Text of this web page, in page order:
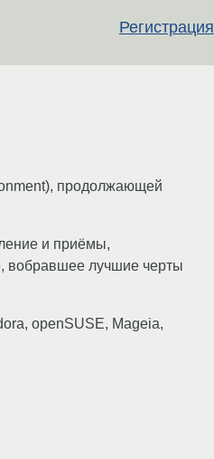
Регистрация
продолжающей
и приёмы,
вобравшее лучшие черты
openSUSE, Mageia,